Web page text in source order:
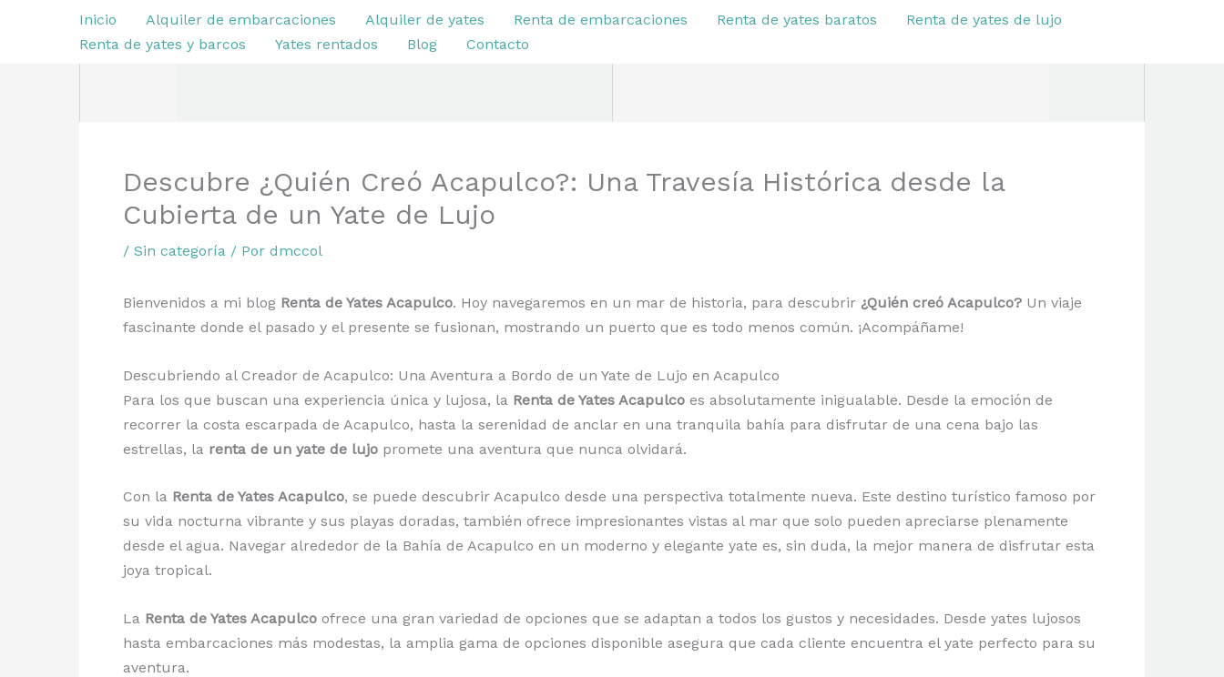
Inicio Alquiler de embarcaciones Alquiler de yates Renta de embarcaciones Renta de yates baratos
Renta de yates de lujo
Renta de yates y barcos
Yates rentados Blog Contacto
Descubre ¿Quién Creó Acapulco?: Una Travesía Histórica desde la
Cubierta de un Yate de Lujo
/ Sin categoría / Por dmccol
Bienvenidos a mi blog Renta de Yates Acapulco. Hoy navegaremos en un mar de historia, para descubrir ¿Quién creó Acapulco? Un viaje
fascinante donde el pasado y el presente se fusionan, mostrando un puerto que es todo menos común. ¡Acompáñame!
Descubriendo al Creador de Acapulco: Una Aventura a Bordo de un Yate de Lujo en Acapulco
Para los que buscan una experiencia única y lujosa, la Renta de Yates Acapulco es absolutamente inigualable. Desde la emoción de
recorrer la costa escarpada de Acapulco, hasta la serenidad de anclar en una tranquila bahía para disfrutar de una cena bajo las
estrellas, la renta de un yate de lujo promete una aventura que nunca olvidará.
Con la Renta de Yates Acapulco, se puede descubrir Acapulco desde una perspectiva totalmente nueva. Este destino turístico famoso por
su vida nocturna vibrante y sus playas doradas, también ofrece impresionantes vistas al mar que solo pueden apreciarse plenamente
desde el agua. Navegar alrededor de la Bahía de Acapulco en un moderno y elegante yate es, sin duda, la mejor manera de disfrutar esta
joya tropical.
La Renta de Yates Acapulco ofrece una gran variedad de opciones que se adaptan a todos los gustos y necesidades. Desde yates lujosos
hasta embarcaciones más modestas, la amplia gama de opciones disponible asegura que cada cliente encuentra el yate perfecto para su
aventura.